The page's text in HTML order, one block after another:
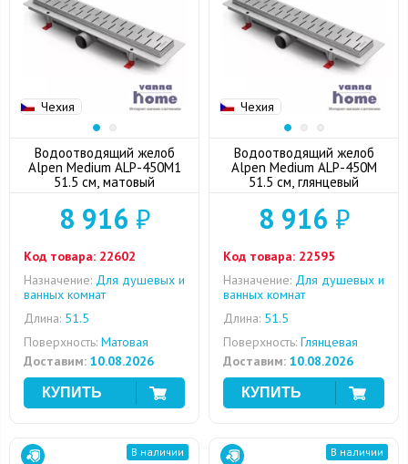
Чехия
Водоотводящий желоб
Alpen Medium ALP-450M1
51.5 см, матовый
8 916 ₽
Код товара: 22602
Назначение: Для душевых и
ванных комнат
Длина: 51.5
Поверхность: Матовая
Доставим: 10.08.2026
Чехия
Водоотводящий желоб
Alpen Medium ALP-450M
51.5 см, глянцевый
8 916 ₽
Код товара: 22595
Назначение: Для душевых и
ванных комнат
Длина: 51.5
Поверхность: Глянцевая
Доставим: 10.08.2026
В наличии В наличии